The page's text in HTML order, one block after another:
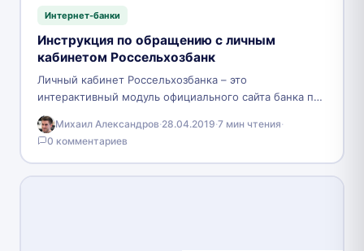
Интернет-банки
Инструкция по обращению с личным
кабинетом Россельхозбанк
Личный кабинет Россельхозбанка – это
интерактивный модуль официального сайта банка по
адресу: https://rshb.ru/. Изначально деятельность
данного финансового учреждения была направлена
на обслуживание…
Михаил Александров·28.04.2019·7 мин чтения·
0 комментариев